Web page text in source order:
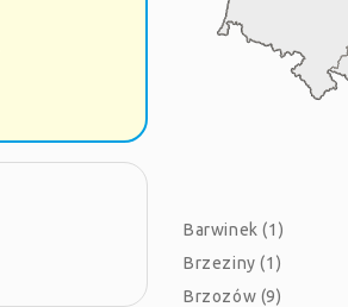
Barwinek (1)
Brzeziny (1)
Brzozów (9)